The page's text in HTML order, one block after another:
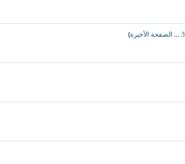
3
... الصفحة الأخيرة)